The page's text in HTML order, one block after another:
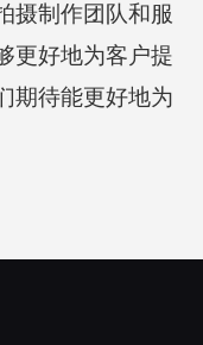
摄制作团队和服
更好地为客户提
期待能更好地为